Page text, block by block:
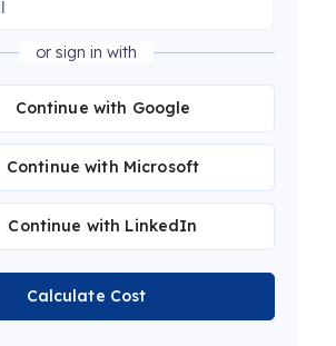
or sign in with
Continue with Google
Continue with Microsoft
Continue with LinkedIn
Calculate Cost